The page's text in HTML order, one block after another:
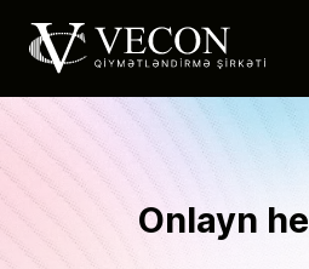
Vecon Consulting
Onlayn